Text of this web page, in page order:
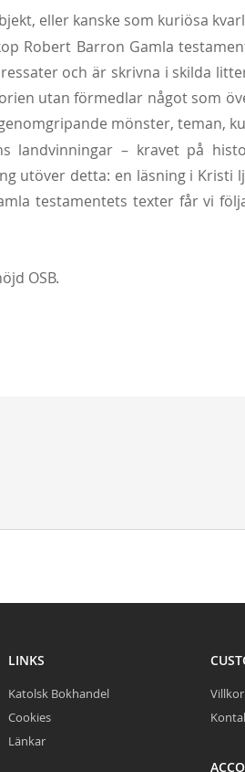
eller kanske som kuriösa
Robert Barron Gamla
och är skrivna i skilda
utan förmedlar något som
mönster, teman,
landvinningar – kravet på
utöver detta: en läsning i Kristi
testamentets texter får vi
OSB.
LINKS
Katolsk Bokhandel
Cookies
Länkar
Villkor